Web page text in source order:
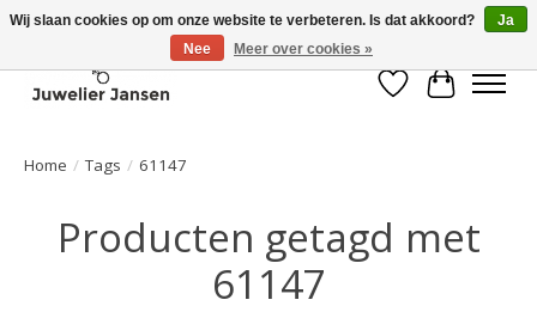
Verlanglijst
Home / Tags / 61147
Producten getagd met
61147
Wij slaan cookies op om onze website te verbeteren. Is dat akkoord?
Ja
Nee
Meer over cookies »